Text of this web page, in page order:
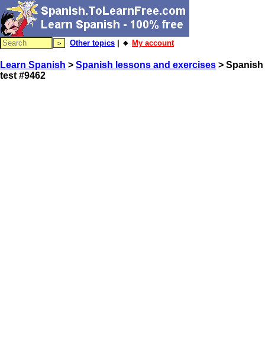
Other topics | 🔸 My account
Learn Spanish > Spanish lessons and exercises > Spanish
test #9462